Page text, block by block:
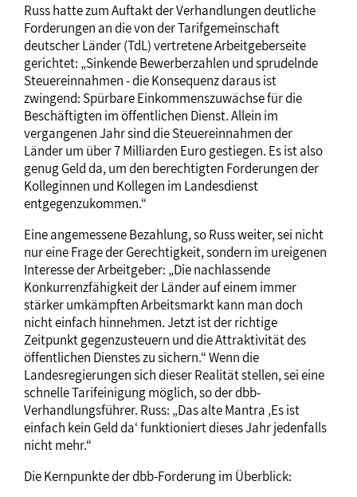
Russ hatte zum Auftakt der Verhandlungen deutliche
Forderungen an die von der Tarifgemeinschaft
deutscher Länder (TdL) vertretene Arbeitgeberseite
gerichtet: „Sinkende Bewerberzahlen und sprudelnde
Steuereinnahmen - die Konsequenz daraus ist
zwingend: Spürbare Einkommenszuwächse für die
Beschäftigten im öffentlichen Dienst. Allein im
vergangenen Jahr sind die Steuereinnahmen der
Länder um über 7 Milliarden Euro gestiegen. Es ist also
genug Geld da, um den berechtigten Forderungen der
Kolleginnen und Kollegen im Landesdienst
entgegenzukommen.“
Eine angemessene Bezahlung, so Russ weiter, sei nicht
nur eine Frage der Gerechtigkeit, sondern im ureigenen
Interesse der Arbeitgeber: „Die nachlassende
Konkurrenzfähigkeit der Länder auf einem immer
stärker umkämpften Arbeitsmarkt kann man doch
nicht einfach hinnehmen. Jetzt ist der richtige
Zeitpunkt gegenzusteuern und die Attraktivität des
öffentlichen Dienstes zu sichern.“ Wenn die
Landesregierungen sich dieser Realität stellen, sei eine
schnelle Tarifeinigung möglich, so der dbb-
Verhandlungsführer. Russ: „Das alte Mantra ‚Es ist
einfach kein Geld da‘ funktioniert dieses Jahr jedenfalls
nicht mehr.“
Die Kernpunkte der dbb-Forderung im Überblick: